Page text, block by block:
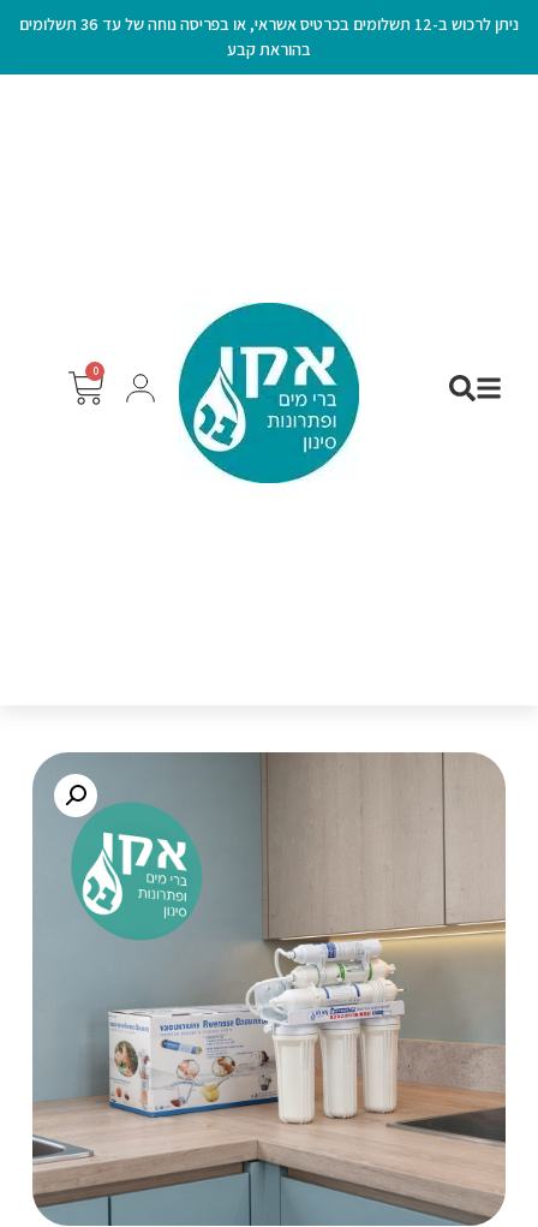
ניתן לרכוש ב-12 תשלומים בכרטיס אשראי, או בפריסה נוחה של עד 36 תשלומים
בהוראת קבע
0